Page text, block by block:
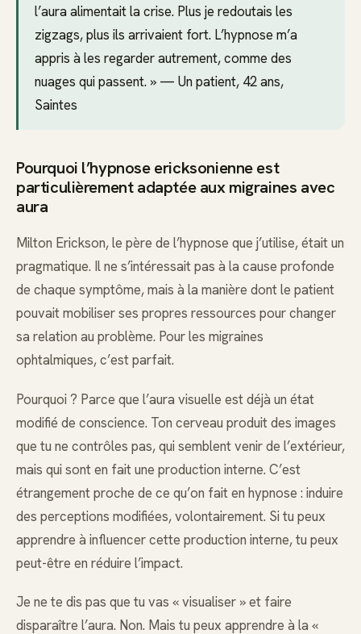
l’aura alimentait la crise. Plus je redoutais les
zigzags, plus ils arrivaient fort. L’hypnose m’a
appris à les regarder autrement, comme des
nuages qui passent. » — Un patient, 42 ans,
Saintes
Pourquoi l’hypnose ericksonienne est
particulièrement adaptée aux migraines avec
aura
Milton Erickson, le père de l’hypnose que j’utilise, était un
pragmatique. Il ne s’intéressait pas à la cause profonde
de chaque symptôme, mais à la manière dont le patient
pouvait mobiliser ses propres ressources pour changer
sa relation au problème. Pour les migraines
ophtalmiques, c’est parfait.
Pourquoi ? Parce que l’aura visuelle est déjà un état
modifié de conscience. Ton cerveau produit des images
que tu ne contrôles pas, qui semblent venir de l’extérieur,
mais qui sont en fait une production interne. C’est
étrangement proche de ce qu’on fait en hypnose : induire
des perceptions modifiées, volontairement. Si tu peux
apprendre à influencer cette production interne, tu peux
peut-être en réduire l’impact.
Je ne te dis pas que tu vas « visualiser » et faire
disparaître l’aura. Non. Mais tu peux apprendre à la «